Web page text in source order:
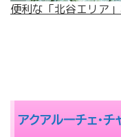
便利な「北谷エリア
アクアルーチェ・